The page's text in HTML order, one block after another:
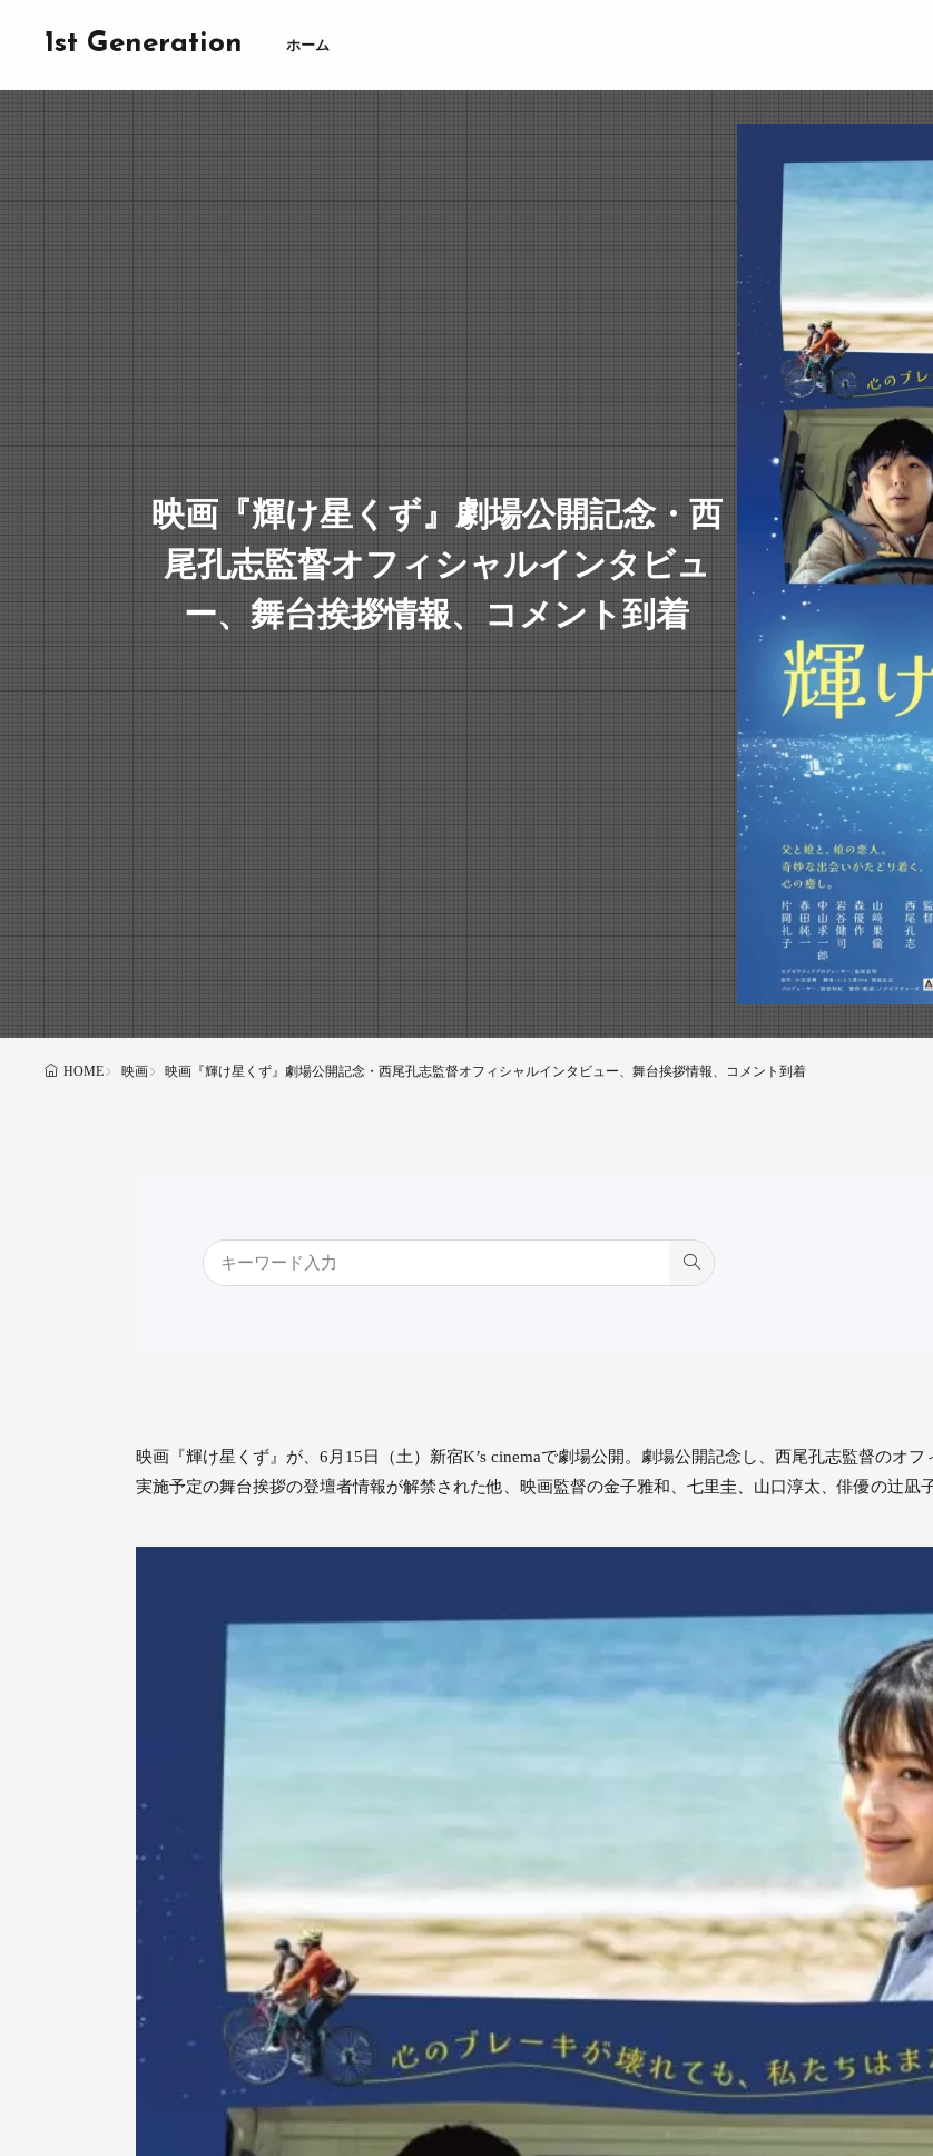
1st Generation ホーム
映画『輝け星くず』劇場公開記念・西
尾孔志監督オフィシャルインタビュ
ー、舞台挨拶情報、コメント到着
HOME 映画 映画『輝け星くず』劇場公開記念・西尾孔志監督オフィシャルインタビュー、舞台挨拶情報、コメント到着
映画『輝け星くず』が、6月15日（土）新宿K’s cinemaで劇場公開。劇場公開記念し、西尾孔志監督のオ
実施予定の舞台挨拶の登壇者情報が解禁された他、映画監督の金子雅和、七里圭、山口淳太、俳優の辻凪